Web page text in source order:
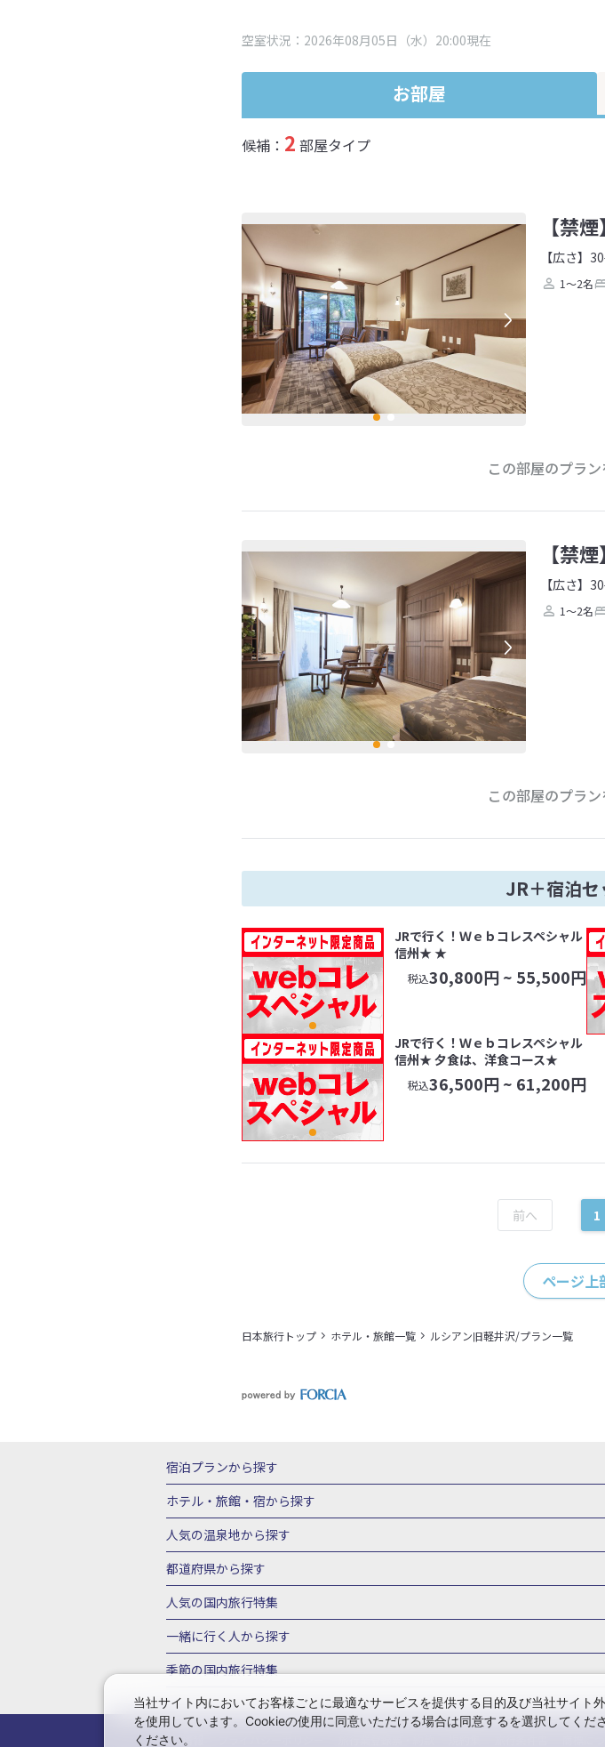
空室状況：2026年08月05日（水）20:00現在
お部屋
候補： 2 部屋タイプ
【禁
【広さ】
1～2名
この部屋のプラ
【禁
【広さ】
1～2名
この部屋のプラ
JR＋宿泊
JRで行く！Ｗｅｂコレスペシャル
信州★ ★
税込30,800円 ~ 55,500円
JRで行く！Ｗｅｂコレスペシャル
信州★ 夕食は、洋食コース★
税込36,500円 ~ 61,200円
1
ページ上
日本旅行トップ ホテル・旅館一覧 ルシアン旧軽井沢/プラン一覧
宿泊プランから探す
北海道
東北 青森県
栃木県
群馬県 北陸 富山県 石川県 福井県 甲信越 山梨県 新
三重県
近畿 滋賀県 京都府 大阪府 兵庫県 奈良県 和歌山県
岡山県
広島県
ホテル・旅館・宿から探す
北海道ホテル・旅館
山形県ホテル・旅館
福島県ホテル・旅館 東京都ホテル・旅館
千葉県ホテル・旅館
茨城県ホテル・旅館 栃木県ホテル・旅館 群馬県
石川県ホテル・旅館
静岡県ホテル・旅館
京都府ホテル・旅館
大阪府ホテル・旅館 兵庫県ホテル・旅館 奈良県
広島県ホテル・旅館
鳥取県ホテル・旅館 島根県ホテル・旅館 山口県
佐賀県ホテル・旅館
長崎県ホテル・旅館 熊本県ホテル・旅館 大分県
人気の温泉地から探す
北海道
湯の川温泉(北海道)
川湯温泉(北海道)
層雲峡温泉(北海道) 知床温泉(北海道) 東北 花巻温
鳴子温泉(宮城)
秋保温泉(宮城) 飯坂温泉(福島) 北陸 和倉温泉(石川)
鬼怒川温泉(栃木)
川治温泉(栃木)
伊豆箱根
箱根湯本温泉(神奈川)
白骨温泉(長野)
湯田中渋温泉(長野) 昼神温泉(長野) 東海 浜名湖かん
有馬温泉(兵庫)
都道府県から探す
北海道旅行・ツアー
山形旅行・ツアー
福島旅行・ツアー 関東 東京旅行・ツアー 神奈川
茨城旅行・ツアー
栃木旅行・ツアー 群馬旅行・ツアー 北陸 富山旅
甲信越
山梨旅行・ツアー 新潟旅行・ツアー 長野旅行・ツアー 東海
愛知旅行・ツアー
三重旅行・ツアー 関西 滋賀旅行・ツアー 京都旅
奈良旅行・ツアー
和歌山旅行・ツアー 四国 徳島旅行・ツアー 高知
人気の国内旅行特集
東京ディズニーリゾート®への旅
一緒に行く人から探す
一人旅 国内版
家族・子連れ旅行 国内版
季節の国内旅行特集
桜・お花見特集
ゴールデンウィーク（GW）の国内旅行 夏休み・お盆の
9月の国内旅行
10月の国内旅行 11月の国内旅行 紅葉旅行 クリスマ
会社情報
当社サイト内においてお客様ごとに最適なサービスを提供する目的及び当社サイト
を使用しています。Cookieの使用に同意いただける場合は同意するを選択してくだ
ください。